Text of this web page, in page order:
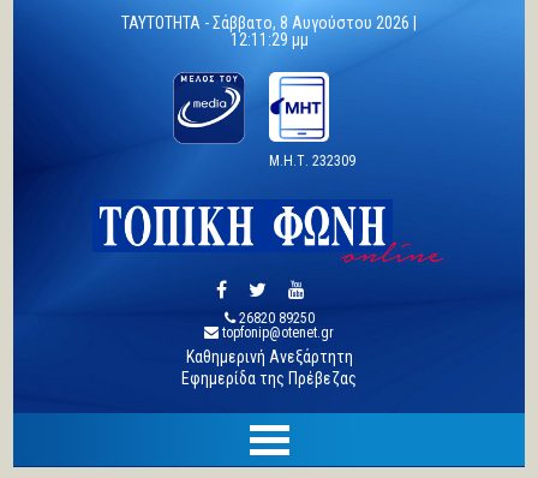
TAYTOTHTA -Σάββατο, 8 Αυγούστου 2026 |
12:11:30 μμ
Μ.Η.Τ. 232309
26820 89250
topfonip@otenet.gr
Καθημερινή Ανεξάρτητη
Εφημερίδα της Πρέβεζας